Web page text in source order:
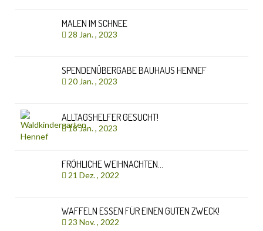
MALEN IM SCHNEE
28 Jan. , 2023
SPENDENÜBERGABE BAUHAUS HENNEF
20 Jan. , 2023
ALLTAGSHELFER GESUCHT!
18 Jan. , 2023
FRÖHLICHE WEIHNACHTEN…
21 Dez. , 2022
WAFFELN ESSEN FÜR EINEN GUTEN ZWECK!
23 Nov. , 2022